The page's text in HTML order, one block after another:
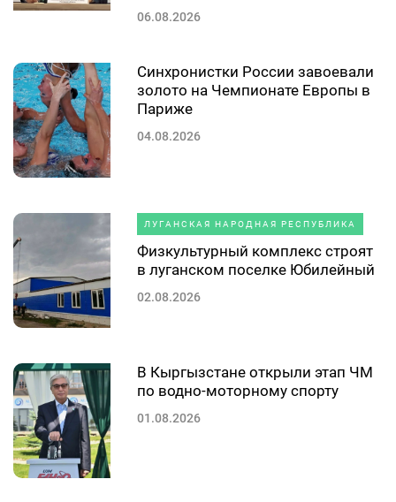
06.08.2026
Синхронистки России завоевали
золото на Чемпионате Европы в
Париже
04.08.2026
ЛУГАНСКАЯ НАРОДНАЯ РЕСПУБЛИКА
Физкультурный комплекс строят
в луганском поселке Юбилейный
02.08.2026
В Кыргызстане открыли этап ЧМ
по водно-моторному спорту
01.08.2026